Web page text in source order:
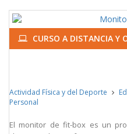
CURSO A DISTANCIA Y
Actividad Física y del Deporte
Personal
El monitor de fit-box es un